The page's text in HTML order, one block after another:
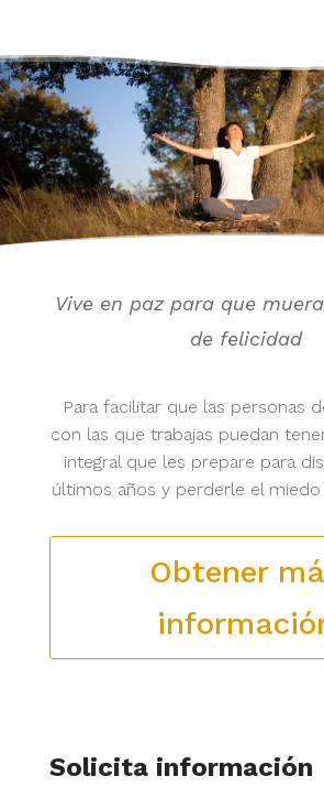
Vive en paz para que
de felicidad
Para facilitar que las personas
con las que trabajas puedan
integral que les prepare para
últimos años y perderle el miedo
Obtener
Solicita información